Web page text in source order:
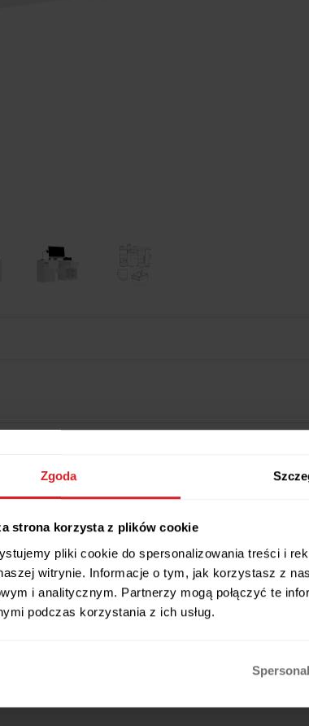
Zgoda
strona korzysta z plików cookie
pliki cookie do spersonalizowania treści i
witrynie. Informacje o tym, jak korzystasz z
i analitycznym. Partnerzy mogą połączyć te
podczas korzystania z ich usług.
Wszystkie
którzy cenią sobie nowoczesny styl i elegancję.
pokoju młodzieżowego. Konstrukcja jest